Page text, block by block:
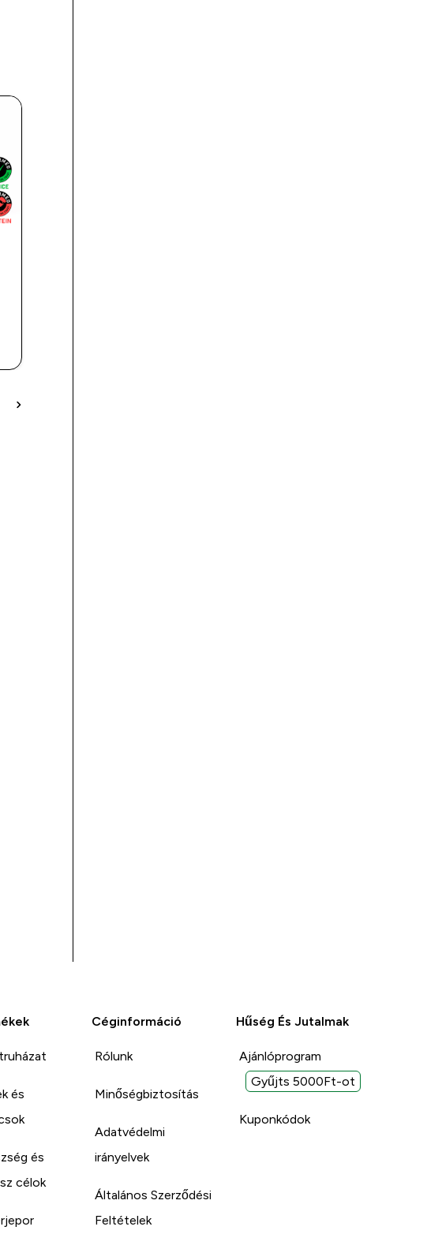
és
és
célok
Céginformáció
Rólunk
Minőségbiztosítás
Adatvédelmi
irányelvek
Általános Szerződési
Feltételek
Hűség És Jutalmak
Ajánlóprogram
Gyűjts 5000Ft-ot
Kuponkódok